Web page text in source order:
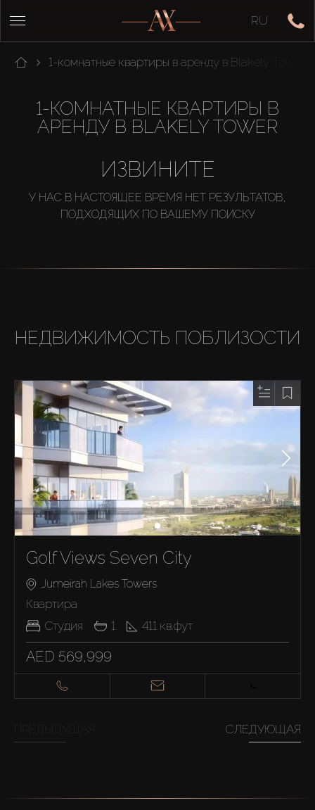
RU
1-комнатные квартиры в аренду в Blakely Tower
1-КОМНАТНЫЕ КВАРТИРЫ В
АРЕНДУ В BLAKELY TOWER
ИЗВИНИТЕ
У НАС В НАСТОЯЩЕЕ ВРЕМЯ НЕТ РЕЗУЛЬТАТОВ,
ПОДХОДЯЩИХ ПО ВАШЕМУ ПОИСКУ
НЕДВИЖИМОСТЬ ПОБЛИЗОСТИ
Golf Views Seven City
Jumeirah Lakes Towers
Квартира
Студия
1 411 кв.фут
AED 569,999
СЛЕДУЮЩАЯ